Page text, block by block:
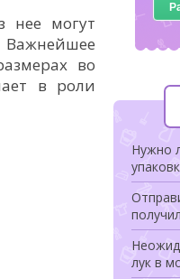
нее могут
во
в роли
Нужно
лук в